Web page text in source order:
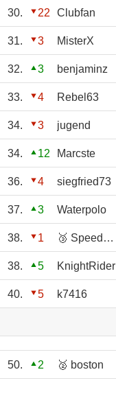
30. 22 Clubfan
31. 3 MisterX
32. 3 benjaminz
33. 4 Rebel63
34. 3 jugend
34. 12 Marcste
36. 4 siegfried73
37. 3 Waterpolo
38. 1 🥉 Speedy63
38. 5 KnightRider
40. 5 k7416
50. 2 🥈 boston